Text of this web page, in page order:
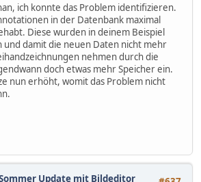
ich konnte das Problem identifizieren.
in der Datenbank maximal
Diese wurden in deinem Beispiel
damit die neuen Daten nicht mehr
nehmen durch die
doch etwas mehr Speicher ein.
nun erhöht, womit das Problem nicht
Update mit Bildeditor